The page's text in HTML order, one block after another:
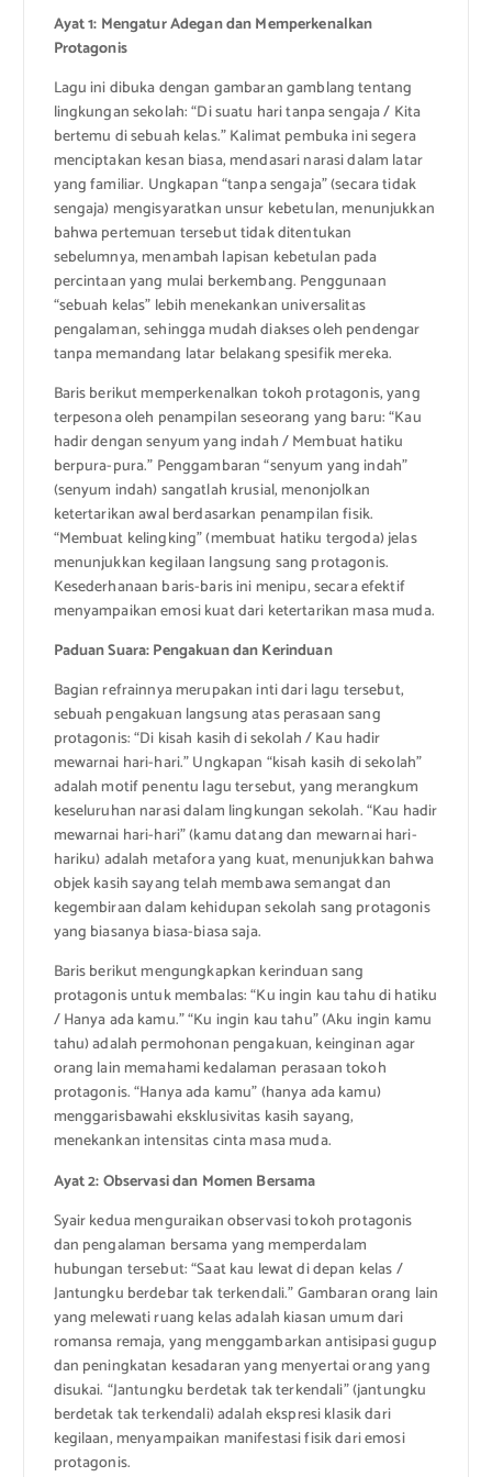
Ayat 1: Mengatur Adegan dan Memperkenalkan
Protagonis
Lagu ini dibuka dengan gambaran gamblang tentang
lingkungan sekolah: “Di suatu hari tanpa sengaja / Kita
bertemu di sebuah kelas.” Kalimat pembuka ini segera
menciptakan kesan biasa, mendasari narasi dalam latar
yang familiar. Ungkapan “tanpa sengaja” (secara tidak
sengaja) mengisyaratkan unsur kebetulan, menunjukkan
bahwa pertemuan tersebut tidak ditentukan
sebelumnya, menambah lapisan kebetulan pada
percintaan yang mulai berkembang. Penggunaan
“sebuah kelas” lebih menekankan universalitas
pengalaman, sehingga mudah diakses oleh pendengar
tanpa memandang latar belakang spesifik mereka.
Baris berikut memperkenalkan tokoh protagonis, yang
terpesona oleh penampilan seseorang yang baru: “Kau
hadir dengan senyum yang indah / Membuat hatiku
berpura-pura.” Penggambaran “senyum yang indah”
(senyum indah) sangatlah krusial, menonjolkan
ketertarikan awal berdasarkan penampilan fisik.
“Membuat kelingking” (membuat hatiku tergoda) jelas
menunjukkan kegilaan langsung sang protagonis.
Kesederhanaan baris-baris ini menipu, secara efektif
menyampaikan emosi kuat dari ketertarikan masa muda.
Paduan Suara: Pengakuan dan Kerinduan
Bagian refrainnya merupakan inti dari lagu tersebut,
sebuah pengakuan langsung atas perasaan sang
protagonis: “Di kisah kasih di sekolah / Kau hadir
mewarnai hari-hari.” Ungkapan “kisah kasih di sekolah”
adalah motif penentu lagu tersebut, yang merangkum
keseluruhan narasi dalam lingkungan sekolah. “Kau hadir
mewarnai hari-hari” (kamu datang dan mewarnai hari-
hariku) adalah metafora yang kuat, menunjukkan bahwa
objek kasih sayang telah membawa semangat dan
kegembiraan dalam kehidupan sekolah sang protagonis
yang biasanya biasa-biasa saja.
Baris berikut mengungkapkan kerinduan sang
protagonis untuk membalas: “Ku ingin kau tahu di hatiku
/ Hanya ada kamu.” “Ku ingin kau tahu” (Aku ingin kamu
tahu) adalah permohonan pengakuan, keinginan agar
orang lain memahami kedalaman perasaan tokoh
protagonis. “Hanya ada kamu” (hanya ada kamu)
menggarisbawahi eksklusivitas kasih sayang,
menekankan intensitas cinta masa muda.
Ayat 2: Observasi dan Momen Bersama
Syair kedua menguraikan observasi tokoh protagonis
dan pengalaman bersama yang memperdalam
hubungan tersebut: “Saat kau lewat di depan kelas /
Jantungku berdebar tak terkendali.” Gambaran orang lain
yang melewati ruang kelas adalah kiasan umum dari
romansa remaja, yang menggambarkan antisipasi gugup
dan peningkatan kesadaran yang menyertai orang yang
disukai. “Jantungku berdetak tak terkendali” (jantungku
berdetak tak terkendali) adalah ekspresi klasik dari
kegilaan, menyampaikan manifestasi fisik dari emosi
protagonis.